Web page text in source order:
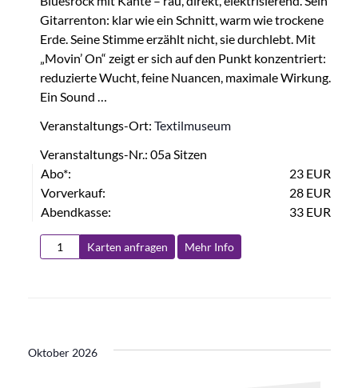
Gitarrenton: klar wie ein Schnitt, warm wie trockene
Erde. Seine Stimme erzählt nicht, sie durchlebt. Mit
„Movin’ On“ zeigt er sich auf den Punkt konzentriert:
reduzierte Wucht, feine Nuancen, maximale Wirkung.
Ein Sound …
Veranstaltungs-Ort: Textilmuseum
Veranstaltungs-Nr.: 05a Sitzen
Abo*:
23 EUR
Vorverkauf:
28 EUR
Abendkasse:
33 EUR
Karten anfragen Mehr Info
Oktober 2026